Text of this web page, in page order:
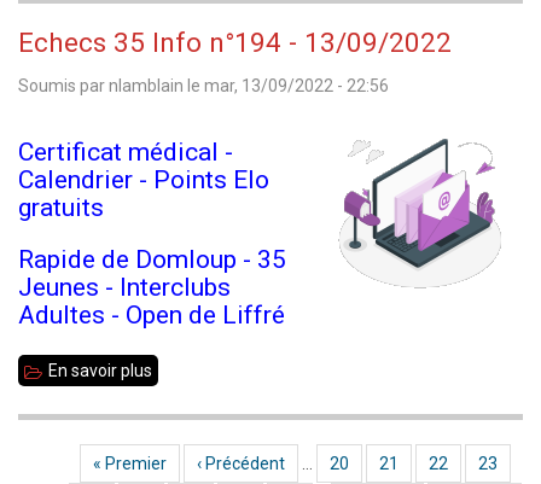
départemental
:
2023
Echecs 35 Info n°194 - 13/09/2022
Soumis parnlamblain le mar, 13/09/2022 - 22:56
Certificat médical -
Calendrier - Points Elo
gratuits
Rapide de Domloup - 35
Jeunes - Interclubs
Adultes - Open de Liffré
En savoir plus
Info
Pagination
Première page
« Premier Page précédente
‹ Précédent Page
20 Page
21 Page
22 Page
23